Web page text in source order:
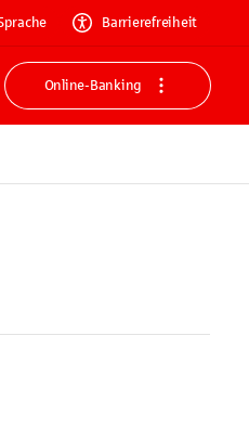
Barrierefreiheit
Online-Banking